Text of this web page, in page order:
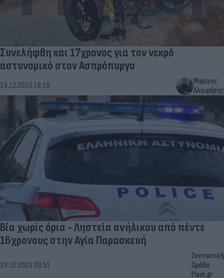
Συνελήφθη και 17χρονος για τον νεκρό
αστυνομικό στον Ασπρόπυργο
19.12.2023 18:19
Μαρίνος
Αλειφέρης
Βία χωρίς όρια - Ληστεία ανήλικου από πέντε
16χρονους στην Αγία Παρασκευή
19.12.2023 09:51
Συντακτική
Ομάδα
Flash.gr